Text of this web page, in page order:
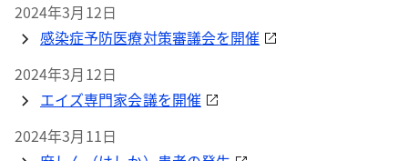
2024年3月12日
感染症予防医療対策審議会を開催
2024年3月12日
エイズ専門家会議を開催
2024年3月11日